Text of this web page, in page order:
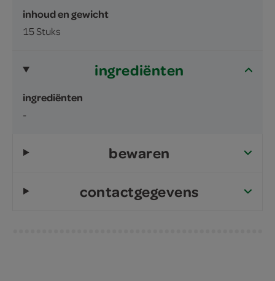
inhoud en gewicht
15 Stuks
ingrediënten
ingrediënten
-
bewaren
contactgegevens